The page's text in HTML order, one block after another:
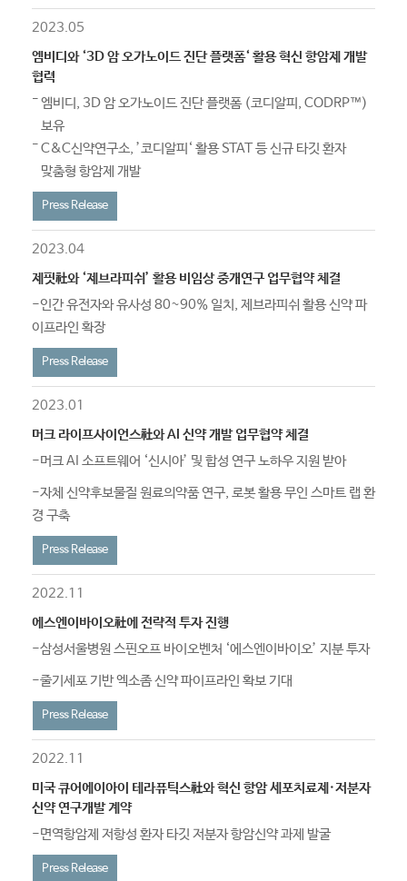
2023.05
엠비디와 ‘3D 암 오가노이드 진단 플랫폼‘ 활용 혁신 항암제 개발
협력
엠비디, 3D 암 오가노이드 진단 플랫폼 (코디알피, CODRP™)
보유
C&C신약연구소, ’코디알피‘ 활용 STAT 등 신규 타깃 환자
맞춤형 항암제 개발
Press Release
2023.04
제핏社와 ‘제브라피쉬’ 활용 비임상 중개연구 업무협약 체결
-인간 유전자와 유사성 80~90% 일치, 제브라피쉬 활용 신약 파
이프라인 확장​​
Press Release
2023.01
머크 라이프사이언스社와 AI 신약 개발 업무협약 체결
-머크 AI 소프트웨어 ‘신시아’ 및 합성 연구 노하우 지원 받아
-자체 신약후보물질 원료의약품 연구, 로봇 활용 무인 스마트 랩 환
경 구축
Press Release
2022.11
에스엔이바이오社에 전략적 투자 진행
-삼성서울병원 스핀오프 바이오벤처 ‘에스엔이바이오’ 지분 투자
-줄기세포 기반 엑소좀 신약 파이프라인 확보 기대
Press Release
2022.11
미국 큐어에이아이 테라퓨틱스社와 혁신 항암 세포치료제·저분자
신약 연구개발 계약
-면역항암제 저항성 환자 타깃 저분자 항암신약 과제 발굴
Press Release